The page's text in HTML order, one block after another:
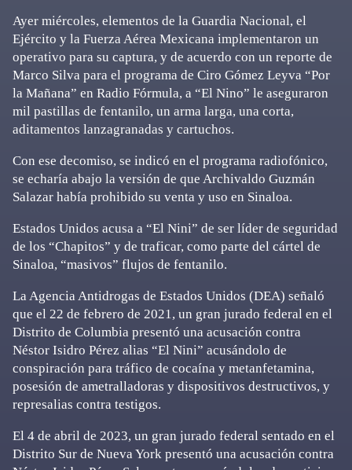
Ayer miércoles, elementos de la Guardia Nacional, el
Ejército y la Fuerza Aérea Mexicana implementaron un
operativo para su captura, y de acuerdo con un reporte de
Marco Silva para el programa de Ciro Gómez Leyva “Por
la Mañana” en Radio Fórmula, a “El Nino” le aseguraron
mil pastillas de fentanilo, un arma larga, una corta,
aditamentos lanzagranadas y cartuchos.
Con ese decomiso, se indicó en el programa radiofónico,
se echaría abajo la versión de que Archivaldo Guzmán
Salazar había prohibido su venta y uso en Sinaloa.
Estados Unidos acusa a “El Nini” de ser líder de seguridad
de los “Chapitos” y de traficar, como parte del cártel de
Sinaloa, “masivos” flujos de fentanilo.
La Agencia Antidrogas de Estados Unidos (DEA) señaló
que el 22 de febrero de 2021, un gran jurado federal en el
Distrito de Columbia presentó una acusación contra
Néstor Isidro Pérez alias “El Nini” acusándolo de
conspiración para tráfico de cocaína y metanfetamina,
posesión de ametralladoras y dispositivos destructivos, y
represalias contra testigos.
El 4 de abril de 2023, un gran jurado federal sentado en el
Distrito Sur de Nueva York presentó una acusación contra